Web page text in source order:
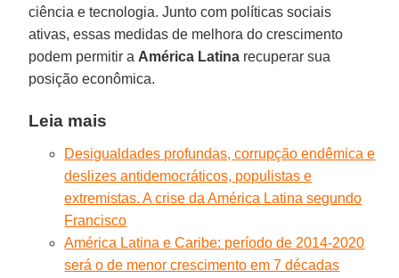
ciência e tecnologia. Junto com políticas sociais
ativas, essas medidas de melhora do crescimento
podem permitir a América Latina recuperar sua
posição econômica.
Leia mais
Desigualdades profundas, corrupção endêmica e
deslizes antidemocráticos, populistas e
extremistas. A crise da América Latina segundo
Francisco
América Latina e Caribe: período de 2014-2020
será o de menor crescimento em 7 décadas